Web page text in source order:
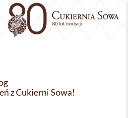
z Cukierni Sowa!